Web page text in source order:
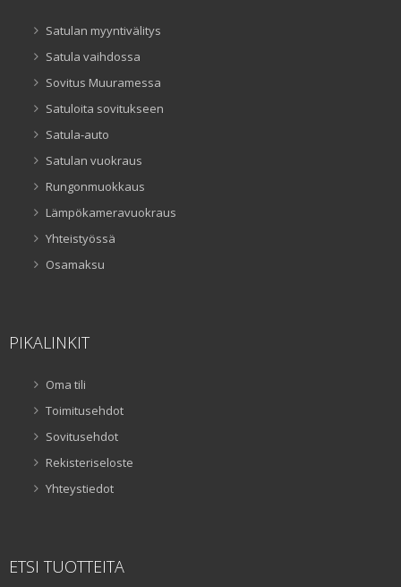
Satulan myyntivälitys
Satula vaihdossa
Sovitus Muuramessa
Satuloita sovitukseen
Satula-auto
Satulan vuokraus
Rungonmuokkaus
Lämpökameravuokraus
Yhteistyössä
Osamaksu
PIKALINKIT
Oma tili
Toimitusehdot
Sovitusehdot
Rekisteriseloste
Yhteystiedot
ETSI TUOTTEITA